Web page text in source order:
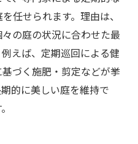
任せられます。理由は、
の庭の状況に合わせた最
えば、定期巡回による健
づく施肥・剪定などが挙
的に美しい庭を維持で